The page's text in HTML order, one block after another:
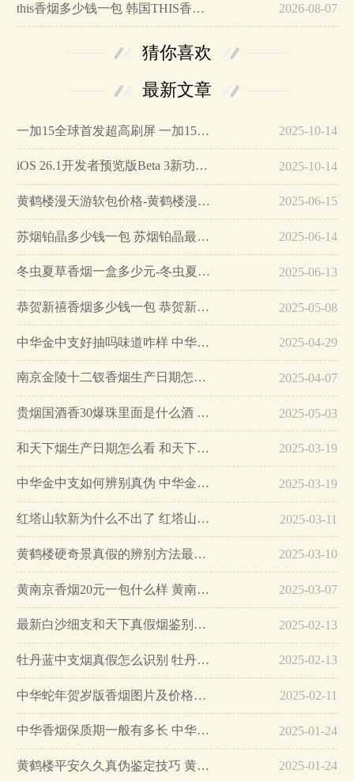
this香烟多少钱一包 韩国THIS香烟大全(5款)… 2026-08-07
猜你喜欢
最新文章
一加15全球首发超高刷屏 一加15参数详细配置… 2025-10-14
iOS 26.1开发者预览版Beta 3新功能详解… 2025-10-14
黄鹤楼漫天游软包价格-黄鹤楼漫天游软包多少钱一盒… 2025-06-15
苏烟铂晶多少钱一包 苏烟铂晶最新价格… 2025-06-14
冬虫夏草香烟一盒多少元-冬虫夏草香烟一盒多少元2025最新价格… 2025-06-13
恭贺新禧香烟多少钱一包 恭贺新禧香烟价格表和图片… 2025-05-08
中华金中支好抽吗味道咋样 中华金中支口感特点介绍… 2025-04-29
南京金陵十二钗香烟生产日期怎么看 南京金陵十二钗香烟保质期… 2025-04-07
贵烟国酒香30爆珠里面是什么酒 贵烟国酒香30怎么辨别真假… 2025-05-03
和天下烟生产日期怎么看 和天下烟真假辨别方法六个方面… 2025-03-19
中华金中支如何辨别真伪 中华金中支真假烟鉴别方法… 2025-03-19
红塔山软新为什么不出了 红塔山软新烟停售原因详解… 2025-03-11
黄鹤楼硬奇景真假的辨别方法最简单版… 2025-03-10
黄南京香烟20元一包什么样 黄南京香烟真假鉴别… 2025-03-07
最新白沙细支和天下真假烟鉴别指南… 2025-02-13
牡丹蓝中支烟真假怎么识别 牡丹蓝中支烟真假鉴别带图… 2025-02-13
中华蛇年贺岁版香烟图片及价格大全… 2025-02-11
中华香烟保质期一般有多长 中华香烟保质期在哪里看的… 2025-01-24
黄鹤楼平安久久真伪鉴定技巧 黄鹤楼平安久久二维码在哪里… 2025-01-24